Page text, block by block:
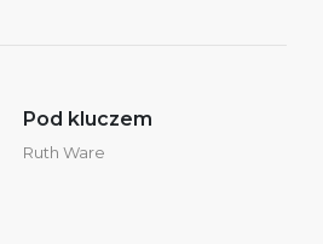
Pod kluczem
Ruth Ware